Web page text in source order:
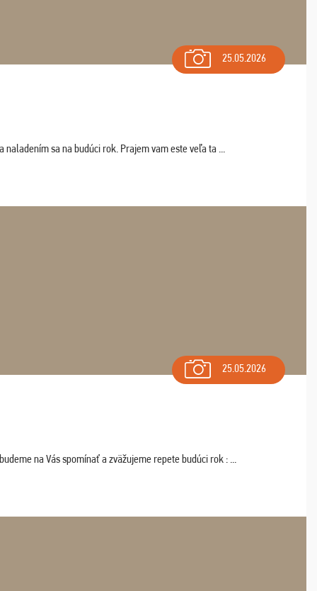
25.05.2026
sa na budúci rok. Prajem vam este veľa ta ...
25.05.2026
na Vás spomínať a zväžujeme repete budúci rok : ...